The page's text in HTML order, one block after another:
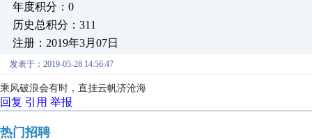
年度积分：0
历史总积分：311
注册：2019年3月07日
发表于：2019-05-28 14:56:47
乘风破浪会有时，直挂云帆济沧海
回复 引用 举报
热门招聘